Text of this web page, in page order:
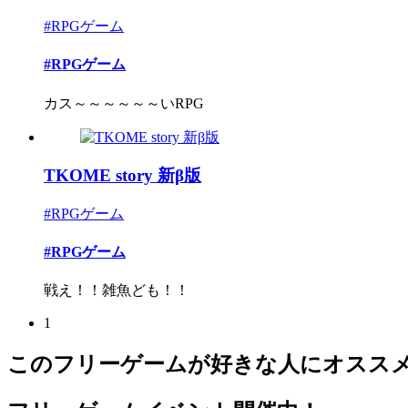
#RPGゲーム
#RPGゲーム
カス～～～～～～いRPG
TKOME story 新β版
#RPGゲーム
#RPGゲーム
戦え！！雑魚ども！！
1
このフリーゲームが好きな人にオスス